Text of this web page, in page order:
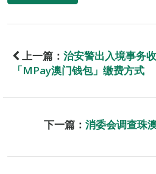
上一篇： 治安警出入境事务
「MPay澳门钱包」缴费方式
下一篇： 消委会调查珠